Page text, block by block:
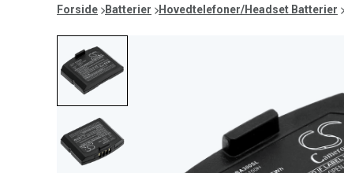
Forside Batterier Hovedtelefoner/Headset Batterier